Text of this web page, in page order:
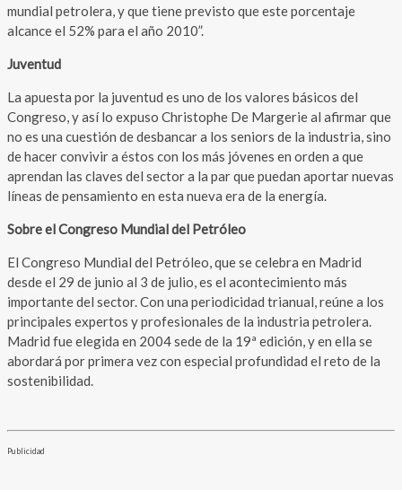
mundial petrolera, y que tiene previsto que este porcentaje
alcance el 52% para el año 2010”.
Juventud
La apuesta por la juventud es uno de los valores básicos del
Congreso, y así lo expuso Christophe De Margerie al afirmar que
no es una cuestión de desbancar a los seniors de la industria, sino
de hacer convivir a éstos con los más jóvenes en orden a que
aprendan las claves del sector a la par que puedan aportar nuevas
líneas de pensamiento en esta nueva era de la energía.
Sobre el Congreso Mundial del Petróleo
El Congreso Mundial del Petróleo, que se celebra en Madrid
desde el 29 de junio al 3 de julio, es el acontecimiento más
importante del sector. Con una periodicidad trianual, reúne a los
principales expertos y profesionales de la industria petrolera.
Madrid fue elegida en 2004 sede de la 19ª edición, y en ella se
abordará por primera vez con especial profundidad el reto de la
sostenibilidad.
Publicidad